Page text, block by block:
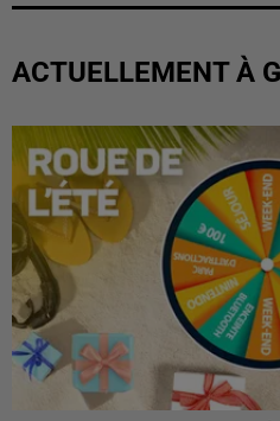
ACTUELLEMENT À